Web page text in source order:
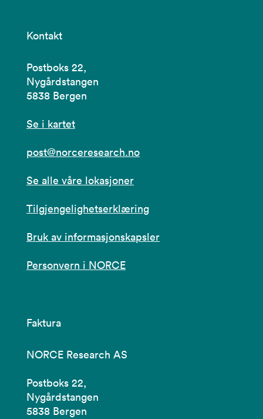
Kontakt
Postboks 22,
Nygårdstangen
5838 Bergen
Se i kartet
post@norceresearch.no
Se alle våre lokasjoner
Tilgjengelighetserklæring
Bruk av informasjonskapsler
Personvern i NORCE
Faktura
NORCE Research AS
Postboks 22,
Nygårdstangen
5838 Bergen